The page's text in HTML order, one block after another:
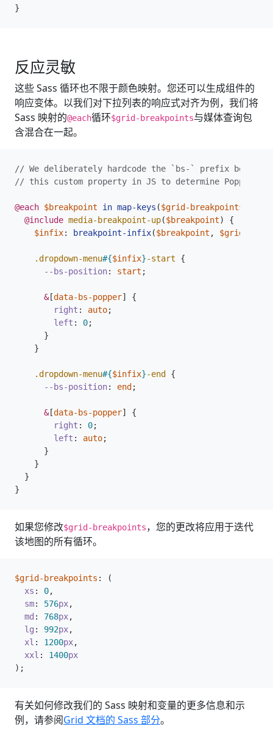
}
反应灵敏
这些 Sass 循环也不限于颜色映射。您还可以生成组件的
响应变体。以我们对下拉列表的响应式对齐为例，我们将
Sass 映射的@each循环$grid-breakpoints与媒体查询包
含混合在一起。
@each $breakpoint in map-keys ($grid-breakpoints
@include media-breakpoint-up($breakpoint)
{
$infix: breakpoint-infix($breakpoint , $grid-
.dropdown-menu#{$infix}-start
{
--bs-position: start ;
&[data-bs-popper]
{
right : auto;
left : 0;
}
}
.dropdown-menu#{$infix}-end
{
--bs-position: end ;
&[data-bs-popper]
{
right : 0;
left : auto;
}
}
}
}
如果您修改$grid-breakpoints，您的更改将应用​​于迭代
该地图的所有循环。
$grid-breakpoints :
(
xs : 0,
sm: 576px,
md : 768px,
lg : 992px,
xl : 1200px,
xxl : 1400px
);
有关如何修改我们的 Sass 映射和变量的更多信息和示
例，请参阅Grid 文档的 Sass 部分。